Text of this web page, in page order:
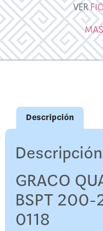
VER
Descripción
GRACO
BSPT 200-
0118